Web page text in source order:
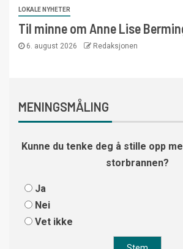
LOKALE NYHETER
Til minne om Anne Lise
6. august 2026 Redaksjonen
MENINGSMÅLING
Kunne du tenke deg å stille opp
storbrannen?
Ja
Nei
Vet ikke